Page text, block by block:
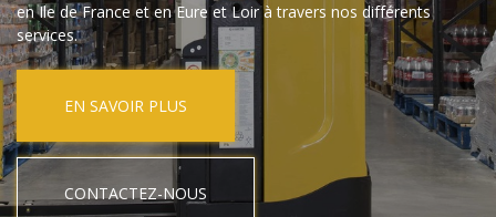
en Ile de France et en Eure et Loir à travers nos différents
services.
EN SAVOIR PLUS
CONTACTEZ-NOUS